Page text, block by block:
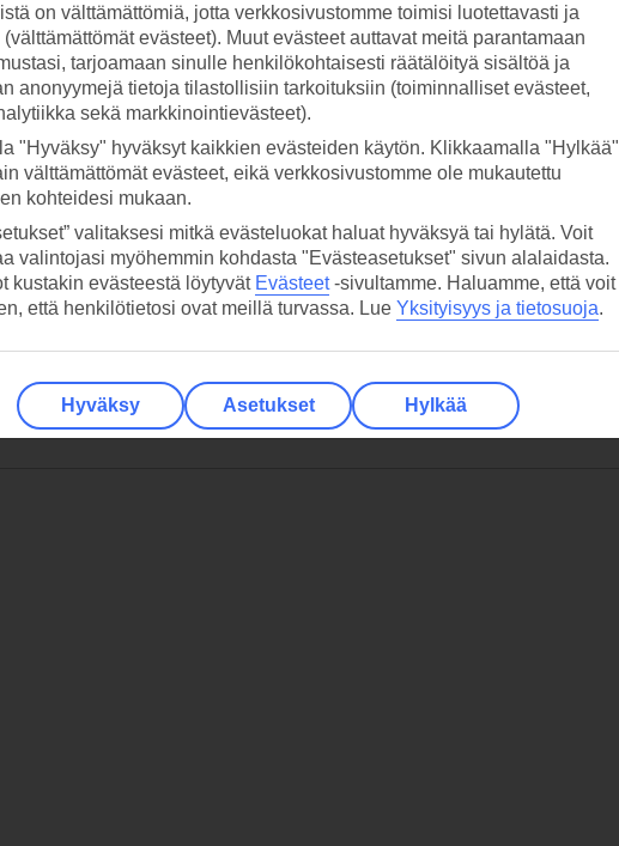
on välttämättömiä, jotta verkkosivustomme toimisi luotettavasti ja
evästeet). Muut evästeet auttavat meitä parantamaan
tarjoamaan sinulle henkilökohtaisesti räätälöityä sisältöä ja
anonyymejä tietoja tilastollisiin tarkoituksiin (toiminnalliset evästeet,
sekä markkinointievästeet).
"Hyväksy" hyväksyt kaikkien evästeiden käytön. Klikkaamalla "Hylkää"
välttämättömät evästeet, eikä verkkosivustomme ole mukautettu
kohteidesi mukaan.
valitaksesi mitkä evästeluokat haluat hyväksyä tai hylätä. Voit
valintojasi myöhemmin kohdasta "Evästeasetukset" sivun alalaidasta.
kustakin evästeestä löytyvät Evästeet-sivultamme. Haluamme, että voit
että henkilötietosi ovat meillä turvassa. Lue Yksityisyys ja tietosuoja.
Hyväksy Asetukset Hylkää